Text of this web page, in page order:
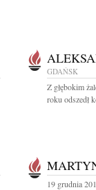
GDAŃSK
Z głębokim
roku odszedł
19 grudnia